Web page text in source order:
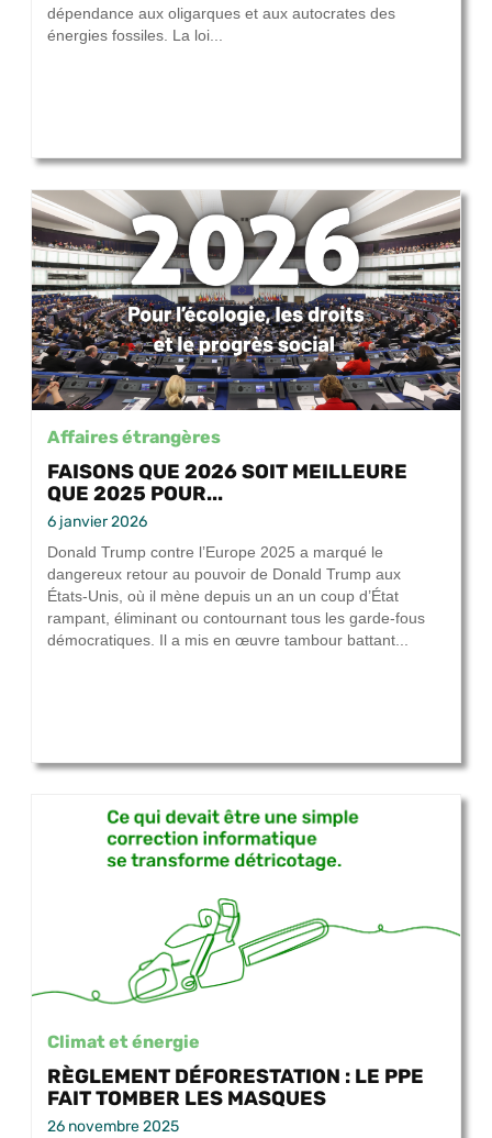
dépendance aux oligarques et aux autocrates des
énergies fossiles. La loi...
Affaires étrangères
FAISONS QUE 2026 SOIT MEILLEURE
QUE 2025 POUR...
6 janvier 2026
Donald Trump contre l’Europe 2025 a marqué le
dangereux retour au pouvoir de Donald Trump aux
États-Unis, où il mène depuis un an un coup d’État
rampant, éliminant ou contournant tous les garde-fous
démocratiques. Il a mis en œuvre tambour battant...
Climat et énergie
RÈGLEMENT DÉFORESTATION : LE PPE
FAIT TOMBER LES MASQUES
26 novembre 2025